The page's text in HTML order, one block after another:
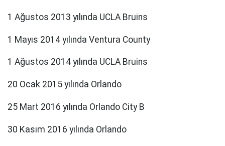
1 Ağustos 2013 yılında UCLA Bruins
1 Mayıs 2014 yılında Ventura County
1 Ağustos 2014 yılında UCLA Bruins
20 Ocak 2015 yılında Orlando
25 Mart 2016 yılında Orlando City B
30 Kasım 2016 yılında Orlando